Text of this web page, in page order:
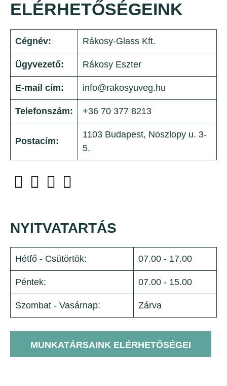
ELÉRHETŐSÉGEINK
Cégnév: Rákosy-Glass Kft.
Ügyvezető: Rákosy Eszter
E-mail cím: info@rakosyuveg.hu
Telefonszám: +36 70 377 8213
Postacím:
1103 Budapest, Noszlopy u. 3-
5.
NYITVATARTÁS
Hétfő - Csütörtök: 07.00 - 17.00
Péntek: 07.00 - 15.00
Szombat - Vasárnap: Zárva
MUNKATÁRSAINK ELÉRHETŐSÉGEI